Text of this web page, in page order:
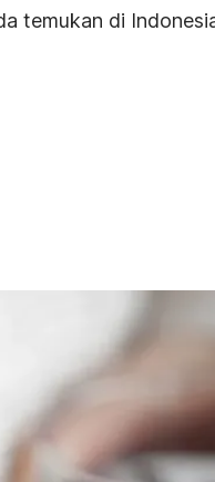
temukan di